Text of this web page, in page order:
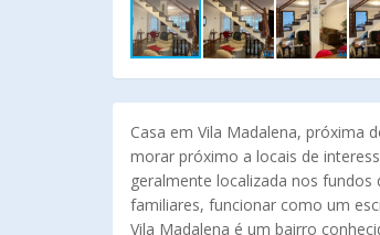
Casa em Vila Madalena, próxima
morar próximo a locais de
geralmente localizada nos
familiares, funcionar como um
Vila Madalena é um bairro